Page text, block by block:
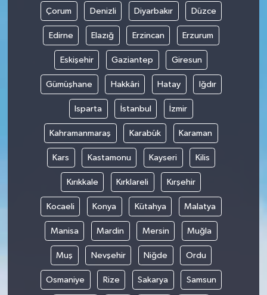
Çorum Denizli Diyarbakır Düzce
Edirne Elazığ Erzincan Erzurum
Eskişehir Gaziantep Giresun
Gümüşhane Hakkâri Hatay Iğdır
Isparta İstanbul İzmir
Kahramanmaraş Karabük Karaman
Kars Kastamonu Kayseri Kilis
Kırıkkale Kırklareli Kırşehir
Kocaeli Konya Kütahya Malatya
Manisa Mardin Mersin Muğla
Muş Nevşehir Niğde Ordu
Osmaniye Rize Sakarya Samsun